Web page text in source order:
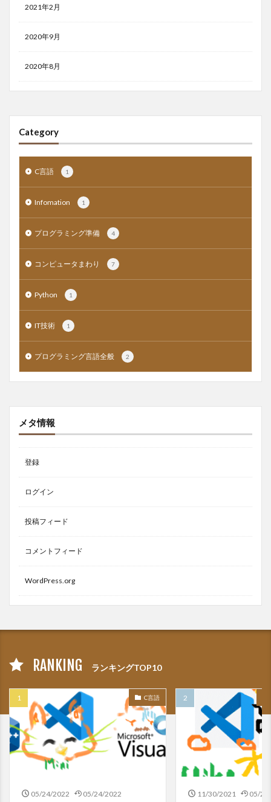
2021年2月
2020年9月
2020年8月
Category
C言語 1
Infomation 1
プログラミング準備 4
コンピュータまわり 7
Python 1
IT技術 1
プログラミング言語全般 2
メタ情報
登録
ログイン
投稿フィード
コメントフィード
WordPress.org
RANKING ランキングTOP10
C言語
05/24/2022 05/24/2022 11/30/2021 05/